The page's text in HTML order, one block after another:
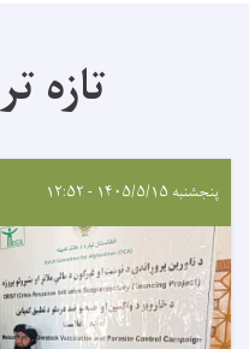
تازه
پنجشنبه ۱۴۰۵/۵/۱۵ - ۱۲:۵۲